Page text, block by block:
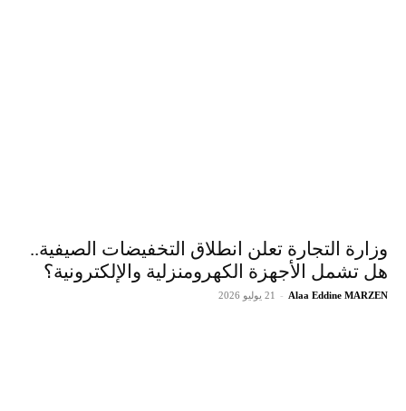
وزارة التجارة تعلن انطلاق التخفيضات الصيفية..
هل تشمل الأجهزة الكهرومنزلية والإلكترونية؟
Alaa Eddine MARZEN
- 21 يوليو 2026